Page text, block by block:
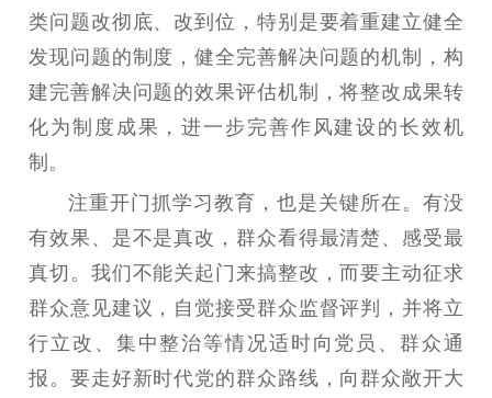
机关党建
党建要闻 学习在线
文化人才
数据资源
公共服务
新时代公民素养
提升资源库
新闻出版
政务服务
作品著作权
登记服务
科研创新
智库服务
文艺创作
类问题改彻底、改到位，特别是要着重建立健全
发现问题的制度，健全完善解决问题的机制，构
建完善解决问题的效果评估机制，将整改成果转
化为制度成果，进一步完善作风建设的长效机
制。
注重开门抓学习教育，也是关键所在。有没
有效果、是不是真改，群众看得最清楚、感受最
真切。我们不能关起门来搞整改，而要主动征求
群众意见建议，自觉接受群众监督评判，并将立
行立改、集中整治等情况适时向党员、群众通
报。要走好新时代党的群众路线，向群众敞开大